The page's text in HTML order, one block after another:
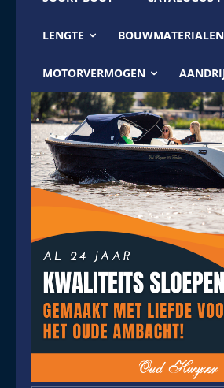
LENGTE BOUWMATERIALEN
MOTORVERMOGEN